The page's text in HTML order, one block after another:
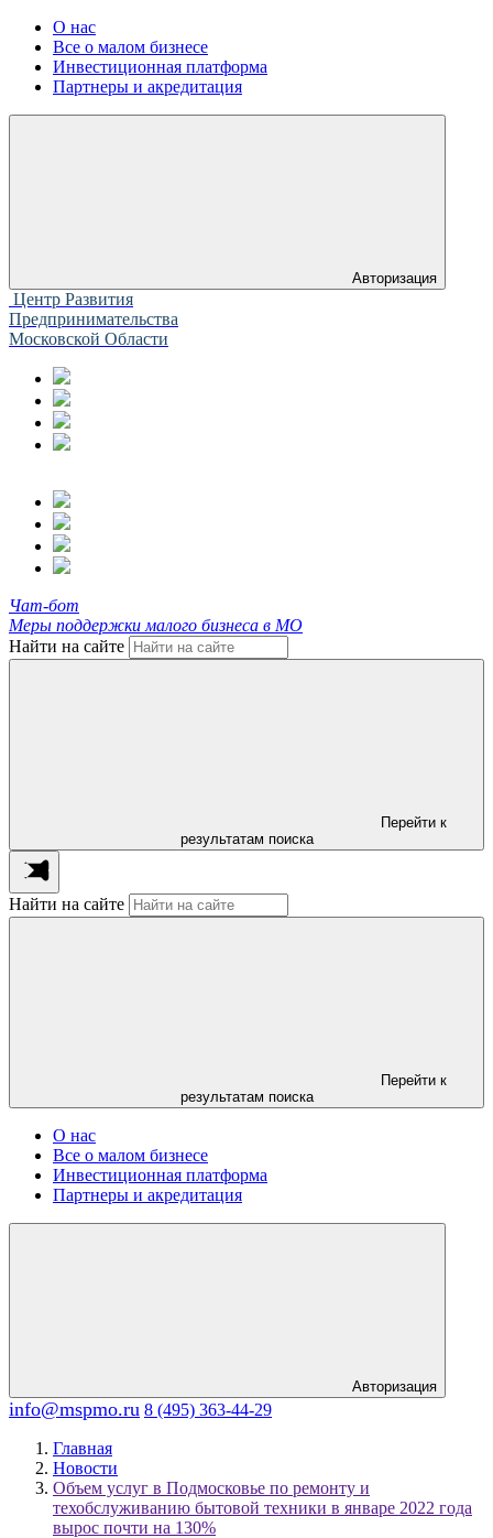
О нас
Все о малом бизнесе
Инвестиционная платформа
Партнеры и акредитация
Авторизация
Центр Развития
Предпринимательства
Московской Области
Чат-бот
Меры поддержки малого бизнеса в МО
Найти на сайте
Перейти к
результатам поиска
Найти на сайте
Перейти к
результатам поиска
О нас
Все о малом бизнесе
Инвестиционная платформа
Партнеры и акредитация
Авторизация
info@mspmo.ru 8 (495) 363-44-29
Главная
Новости
Объем услуг в Подмосковье по ремонту и
техобслуживанию бытовой техники в январе 2022 года
вырос почти на 130%